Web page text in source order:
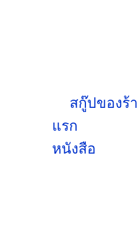
สกู๊ปของร้
แรก
หนังสือ